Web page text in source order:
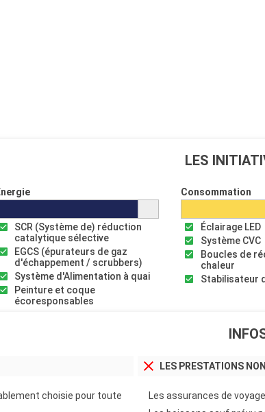
LES
SCR (Système de) réduction
catalytique sélective
EGCS (épurateurs de gaz
d'échappement / scrubbers)
Système d'Alimentation à quai
Peinture et coque
écoresponsables
Consommation
Éclairage LED
Système CVC
Boucles de
chaleur
Stabilisateur
choisie pour toute
LES PRESTATIONS
Les assurances de